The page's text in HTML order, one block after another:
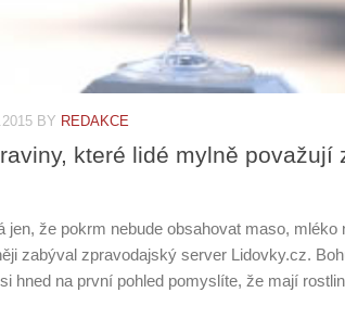
BY REDAKCE
které lidé mylně považují
jen, že pokrm nebude obsahovat maso, mléko
zabýval zpravodajský server Lidovky.cz.
hned na první pohled pomyslíte, že mají